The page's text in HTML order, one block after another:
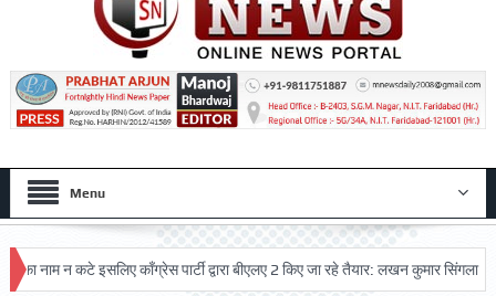
Menu
न कटे इसलिए काँग्रेस पार्टी द्वारा बीएलए 2 किए जा रहे तैयार: लखन कुमार सिंगला